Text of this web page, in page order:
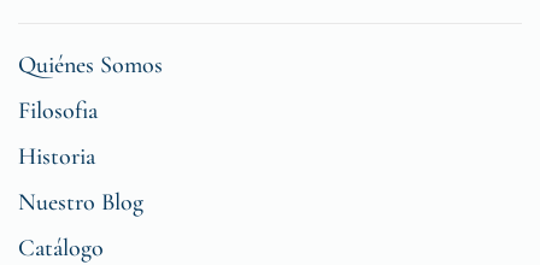
Quiénes Somos
Filosofia
Historia
Nuestro Blog
Catálogo